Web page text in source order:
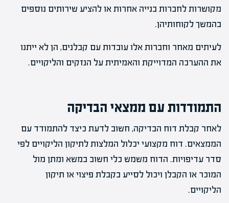
מקושרות לחברות בנייה אחרות או להציע שירותים נוספים
בהמשך לקוחותיהן.
לעיתים מאחר וחברות אלו עובדות עם קבלנים, הן לא ייתנו
את ההערכה המדוייקת והאמיתית על הנזקים והליקויים.
התמודדות עם ממצאי הבדיקה
לאחר קבלת דוח הבדיקה, חשוב לדעת כיצד להתמודד עם
הממצאים. דוח מקצועי יכלול המלצות לתיקון הליקויים לפי
סדר עדיפויות. הדוח משמש כלי חשוב במשא ומתן מול
המוכר או הקבלן ויכול לסייע בקבלת פיצוי או תיקון
הליקויים.